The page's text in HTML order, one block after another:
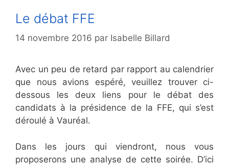
Le débat FFE
14 novembre 2016 par Isabelle Billard
Avec un peu de retard par rapport au calendrier
que nous avions espéré, veuillez trouver ci-
dessous les deux liens pour le débat des
candidats à la présidence de la FFE, qui s’est
déroulé à Vauréal.
Dans les jours qui viendront, nous vous
proposerons une analyse de cette soirée. D’ici